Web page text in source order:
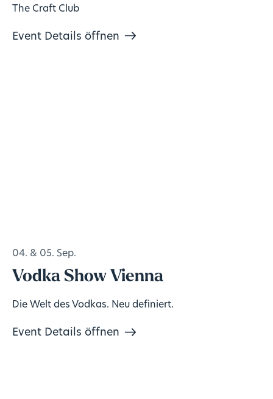
The Craft Club
Event Details öffnen
04. & 05. Sep.
Vodka Show Vienna
Die Welt des Vodkas. Neu definiert.
Event Details öffnen